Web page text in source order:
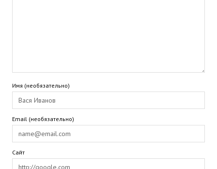
Имя (необязательно)
Email (необязательно)
Сайт